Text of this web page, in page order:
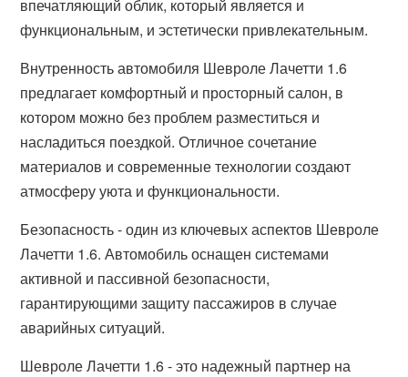
впечатляющий облик, который является и
функциональным, и эстетически привлекательным.
Внутренность автомобиля Шевроле Лачетти 1.6
предлагает комфортный и просторный салон, в
котором можно без проблем разместиться и
насладиться поездкой. Отличное сочетание
материалов и современные технологии создают
атмосферу уюта и функциональности.
Безопасность - один из ключевых аспектов Шевроле
Лачетти 1.6. Автомобиль оснащен системами
активной и пассивной безопасности,
гарантирующими защиту пассажиров в случае
аварийных ситуаций.
Шевроле Лачетти 1.6 - это надежный партнер на